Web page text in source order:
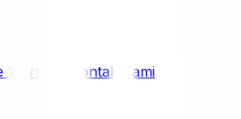
Warranty Kontak Kami